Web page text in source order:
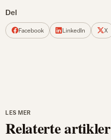
Del
Facebook LinkedIn X
LES MER
Relaterte artikler